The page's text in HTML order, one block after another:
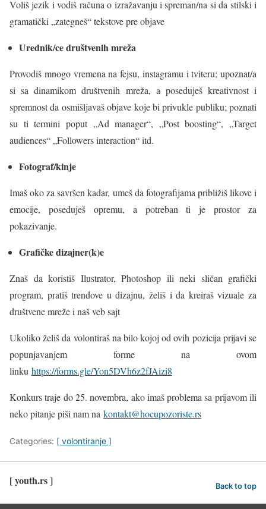
Voliš jezik i vodiš računa o izražavanju i spreman/na si da stilski i
gramatički „zategneš“ tekstove pre objave
Urednik/ce društvenih mreža
Provodiš mnogo vremena na fejsu, instagramu i tviteru; upoznat/a
si sa dinamikom društvenih mreža, a poseduješ kreativnost i
spremnost da osmišljavaš objave koje bi privukle publiku; poznati
su ti termini poput „Ad manager“, „Post boosting“, „Target
audiences“ „Followers interaction“ itd.
Fotograf/kinje
Imaš oko za savršen kadar, umeš da fotografijama približiš likove i
emocije, poseduješ opremu, a potreban ti je prostor za
pokazivanje.
Grafičke dizajner(k)e
Znaš da koristiš Ilustrator, Photoshop ili neki sličan grafički
program, pratiš trendove u dizajnu, želiš i da kreiraš vizuale za
društvene mreže i naš veb sajt
Ukoliko želiš da volontiraš na bilo kojoj od ovih pozicija prijavi se
popunjavanjem forme na ovom
linku https://forms.gle/Yon5DVh6z2fJAizi8
Konkurs traje do 25. novembra, ako imaš problema sa prijavom ili
neko pitanje piši nam na kontakt@hocupozoriste.rs
Categories: [ volontiranje ]
[ youth.rs ] Back to top